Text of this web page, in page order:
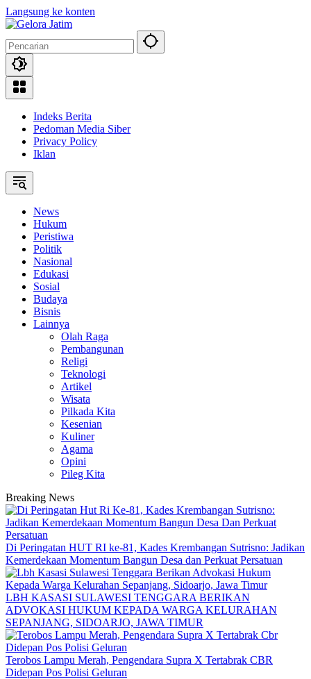
Langsung ke konten
Indeks Berita
Pedoman Media Siber
Privacy Policy
Iklan
News
Hukum
Peristiwa
Politik
Nasional
Edukasi
Sosial
Budaya
Bisnis
Lainnya
Olah Raga
Pembangunan
Religi
Teknologi
Artikel
Wisata
Pilkada Kita
Kesenian
Kuliner
Agama
Opini
Pileg Kita
Breaking News
Di Peringatan HUT RI ke-81, Kades Krembangan Sutrisno: Jadikan
Kemerdekaan Momentum Bangun Desa dan Perkuat Persatuan
LBH KASASI SULAWESI TENGGARA BERIKAN
ADVOKASI HUKUM KEPADA WARGA KELURAHAN
SEPANJANG, SIDOARJO, JAWA TIMUR
Terobos Lampu Merah, Pengendara Supra X Tertabrak CBR
Didepan Pos Polisi Geluran